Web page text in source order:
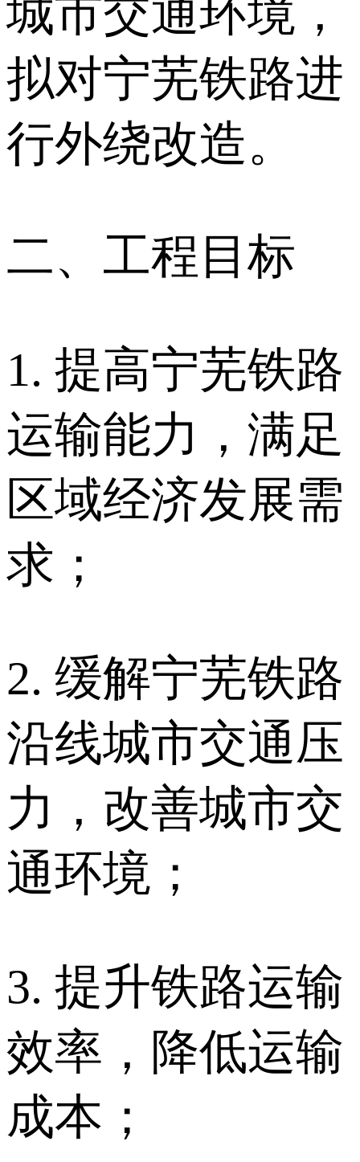
城市交通环境，
拟对宁芜铁路进
行外绕改造。
二、工程目标
1. 提高宁芜铁路
运输能力，满足
区域经济发展需
求；
2. 缓解宁芜铁路
沿线城市交通压
力，改善城市交
通环境；
3. 提升铁路运输
效率，降低运输
成本；